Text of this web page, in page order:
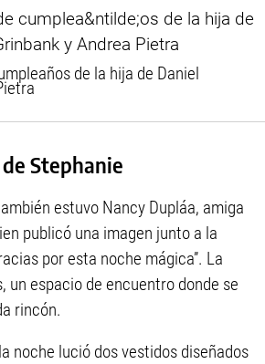
de la hija de Daniel
Stephanie
estuvo Nancy Dupláa, amiga
publicó una imagen junto a la
por esta noche mágica”. La
un espacio de encuentro donde se
rincón.
noche lució dos vestidos diseñados